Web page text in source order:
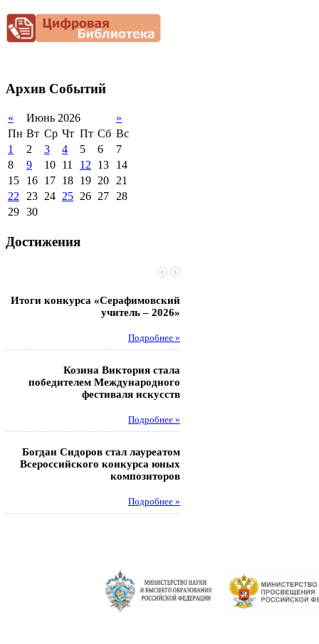
Снижение
документационной
нагрузки
Архив Событий
« Июнь 2026
»
Пн Вт Ср Чт Пт Сб Вс
1
2 3 4 5 6
7
8
9 10 11 12 13
14
15
16 17 18 19 20 21
22 23 24 25 26 27 28
29 30
Достижения
Итоги конкурса «Серафимовский
учитель – 2026»
Подробнее »
Козина Виктория стала
победителем Международного
фестиваля искусств
Подробнее »
Богдан Сидоров стал лауреатом
Всероссийского конкурса юных
композиторов
Подробнее »